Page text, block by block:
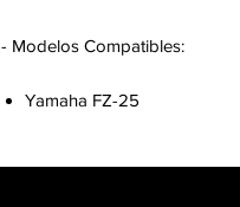
- Modelos Compatibles:
Yamaha FZ-25